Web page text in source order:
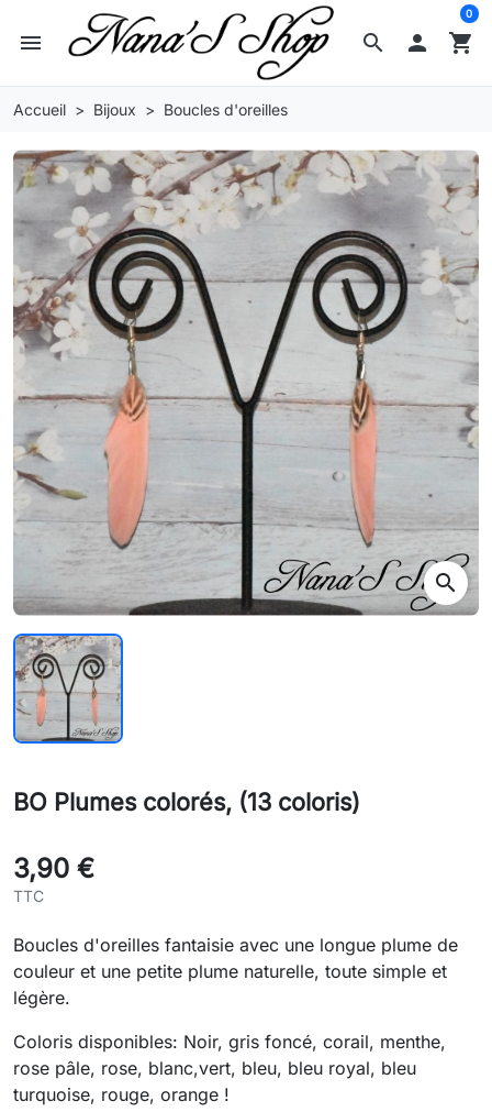
search
menu  shopping_cart
0
Accueil Bijoux Boucles d'oreilles
search
BO Plumes colorés, (13 coloris)
3,90 €
TTC
Boucles d'oreilles fantaisie avec une longue plume de
couleur et une petite plume naturelle, toute simple et
légère.
Coloris disponibles: Noir, gris foncé, corail, menthe,
rose pâle, rose, blanc,vert, bleu, bleu royal, bleu
turquoise, rouge, orange !